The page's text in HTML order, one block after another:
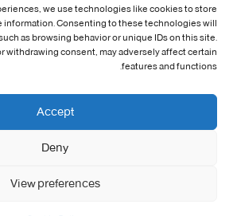
we use technologies like cookies to store
Consenting to these technologies will
as browsing behavior or unique IDs on this site.
withdrawing consent, may adversely affect certain
features and functions.
Accept
Deny
View preferences
معلومات الاتصال
Address:
جامعة العربي التبسي طريق قسنطينة - تبسة